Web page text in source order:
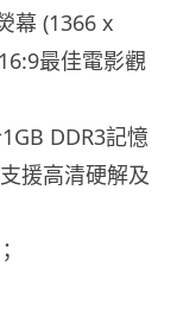
幕 (1366 x
最佳電影觀
DDR3記憶
援高清硬解及